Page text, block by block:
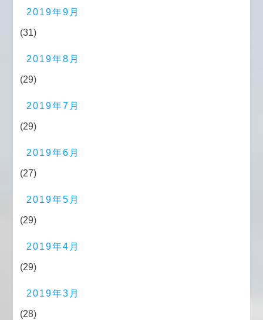
2019年9月
(31)
2019年8月
(29)
2019年7月
(29)
2019年6月
(27)
2019年5月
(29)
2019年4月
(29)
2019年3月
(28)